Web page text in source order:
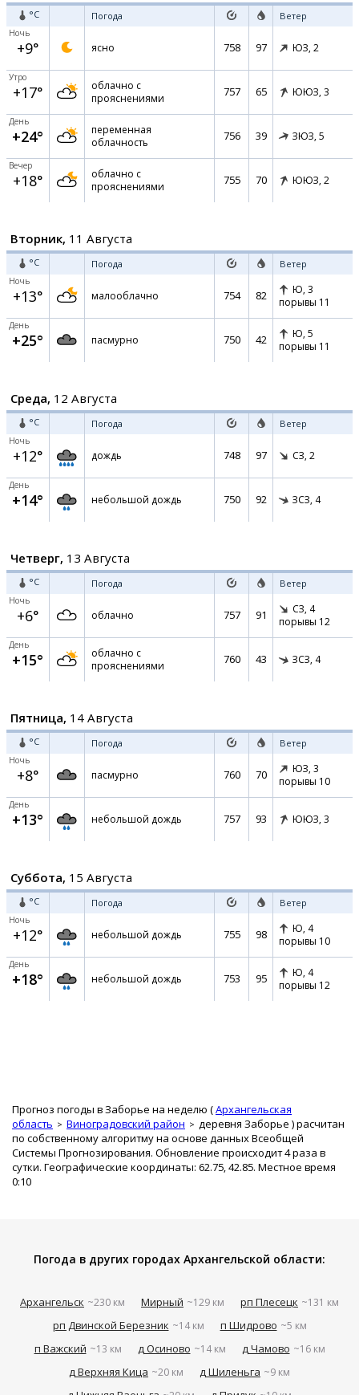
°C Погода Ветер
Ночь
+9° ясно 758 97 ЮЗ, 2
Утро
+17°
облачно с
прояснениями
757 65 ЮЮЗ, 3
День
+24°
переменная
облачность
756 39 ЗЮЗ, 5
Вечер
+18°
облачно с
прояснениями
755 70 ЮЮЗ, 2
Вторник, 11 Августа
°C Погода Ветер
Ночь
+13° малооблачно 754 82 Ю, 3
порывы 11
День
+25° пасмурно 750 42 Ю, 5
порывы 11
Среда, 12 Августа
°C Погода Ветер
Ночь
+12° дождь 748 97 СЗ, 2
День
+14° небольшой дождь 750 92 ЗСЗ, 4
Четверг, 13 Августа
°C Погода Ветер
Ночь
+6° облачно 757 91 СЗ, 4
порывы 12
День
+15°
облачно с
прояснениями
760 43 ЗСЗ, 4
Пятница, 14 Августа
°C Погода Ветер
Ночь
+8° пасмурно 760 70 ЮЗ, 3
порывы 10
День
+13° небольшой дождь 757 93 ЮЮЗ, 3
Суббота, 15 Августа
°C Погода Ветер
Ночь
+12° небольшой дождь 755 98 Ю, 4
порывы 10
День
+18° небольшой дождь 753 95 Ю, 4
порывы 12
Прогноз погоды в Заборье на неделю (Архангельская
область
Виноградовский район деревня Заборье ) расчитан
по собственному алгоритму на основе данных Всеобщей
Системы Прогнозирования. Обновление происходит 4 раза в
сутки. Географические координаты: 62.75, 42.85. Местное время
0:10
Погода в других городах Архангельской области:
Архангельск ~230 км Мирный ~129 км рп Плесецк ~131 км
рп Двинской Березник ~14 км п Шидрово ~5 км
п Важский ~13 км д Осиново ~14 км д Чамово ~16 км
д Верхняя Кица ~20 км д Шиленьга ~9 км